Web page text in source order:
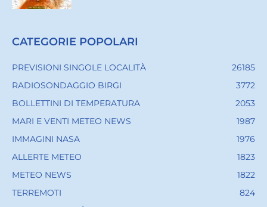
CATEGORIE POPOLARI
PREVISIONI SINGOLE LOCALITÀ
26185
RADIOSONDAGGIO BIRGI
3772
BOLLETTINI DI TEMPERATURA
2053
MARI E VENTI METEO NEWS
1987
IMMAGINI NASA
1976
ALLERTE METEO
1823
METEO NEWS
1822
TERREMOTI
824